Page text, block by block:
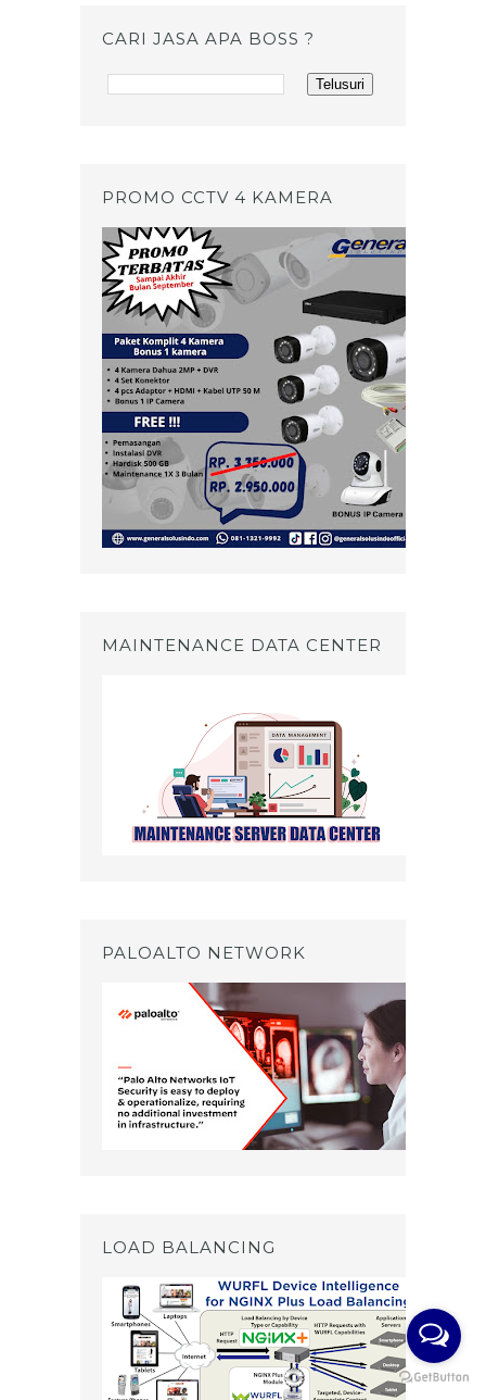
CARI JASA APA BOSS ?
PROMO CCTV 4 KAMERA
MAINTENANCE DATA CENTER
PALOALTO NETWORK
LOAD BALANCING